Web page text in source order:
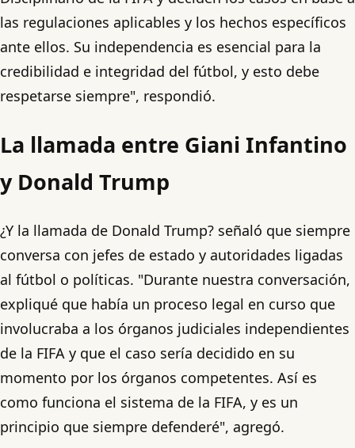
las regulaciones aplicables y los hechos específicos
ante ellos. Su independencia es esencial para la
credibilidad e integridad del fútbol, y esto debe
respetarse siempre", respondió.
La llamada entre Giani Infantino
y Donald Trump
¿Y la llamada de Donald Trump? señaló que siempre
conversa con jefes de estado y autoridades ligadas
al fútbol o políticas. "Durante nuestra conversación,
expliqué que había un proceso legal en curso que
involucraba a los órganos judiciales independientes
de la FIFA y que el caso sería decidido en su
momento por los órganos competentes. Así es
como funciona el sistema de la FIFA, y es un
principio que siempre defenderé", agregó.